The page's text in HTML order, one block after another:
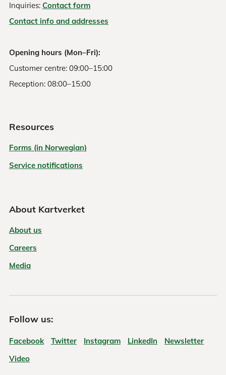
Inquiries: Contact form
Contact info and addresses
Opening hours (Mon–Fri):
Customer centre: 09:00–15:00
Reception: 08:00–15:00
Resources
Forms (in Norwegian)
Service notifications
About Kartverket
About us
Careers
Media
Follow us:
Facebook Twitter Instagram LinkedIn
Newsletter
Video